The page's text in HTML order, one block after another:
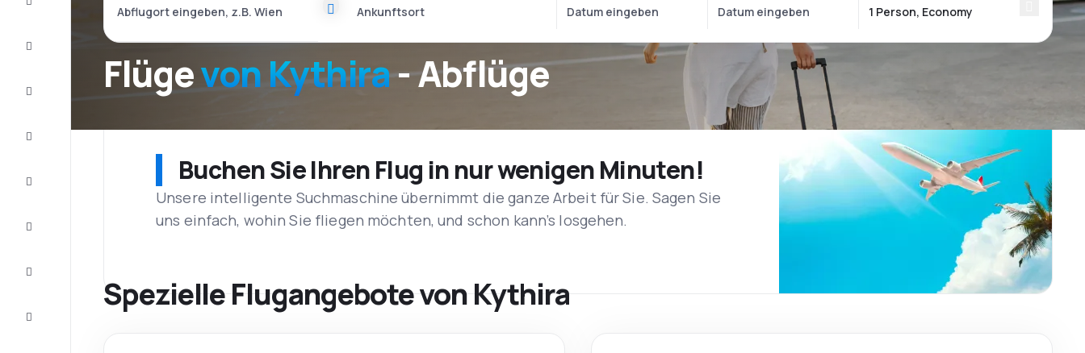
Flügevon Kythira- Abflüge
Buchen Sie Ihren Flug in nur wenigen Minuten!
Unsere intelligente Suchmaschine übernimmt die ganze Arbeit für Sie. Sagen Sie
uns einfach, wohin Sie fliegen möchten, und schon kann’s losgehen.
Spezielle Flugangebote von Kythira